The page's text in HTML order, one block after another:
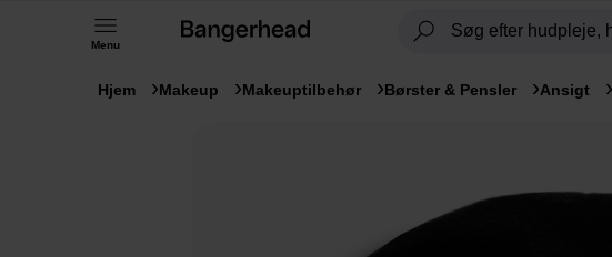
Menu
Hjem Makeup Makeuptilbehør Børster & Pensler Ansigt